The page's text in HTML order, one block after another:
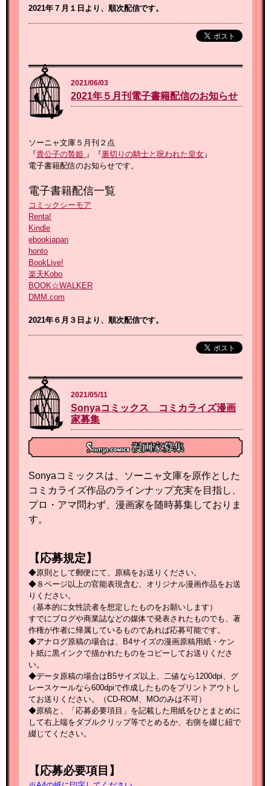
2021年７月１日より、順次配信です。
2021/06/03
2021年５月刊電子書籍配信のお知らせ
ソーニャ文庫５月刊２点
『貴公子の贄姫 』『裏切りの騎士と呪われた皇女 』
電子書籍配信のお知らせです。
電子書籍配信一覧
コミックシーモア
Renta!
Kindle
ebookjapan
honto
BookLive!
楽天Kobo
BOOK☆WALKER
DMM.com
2021年６月３日より、順次配信です。
2021/05/11
Sonyaコミックス コミカライズ漫画
家募集
Sonyaコミックスは、ソーニャ文庫を原作とした
コミカライズ作品のラインナップ充実を目指し、
プロ・アマ問わず、漫画家を随時募集しておりま
す。
【応募規定】
◆原則として郵便にて、原稿をお送りください。
◆８ページ以上の官能表現含む、オリジナル漫画作品をお送
りください。
（基本的に女性読者を想定したものをお願いします）
すでにブログや商業誌などの媒体で発表されたものでも、著
作権が作者に帰属しているものであれば応募可能です。
◆アナログ原稿の場合は、B4サイズの漫画原稿用紙・ケン
ト紙に黒インクで描かれたものをコピーしてお送りくださ
い。
◆データ原稿の場合はB5サイズ以上、二値なら1200dpi、グ
レースケールなら600dpiで作成したものをプリントアウトし
てお送りください。（CD-ROM、MOのみは不可）
◆原稿と、「応募必要項目」を記載した用紙をひとまとめに
して右上端をダブルクリップ等でとめるか、右側を綴じ紐で
綴じてください。
【応募必要項目】